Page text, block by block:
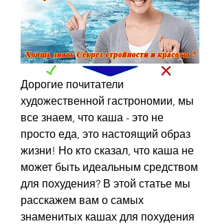
Дорогие почитатели
художественной гастрономии, мы
все знаем, что каша - это не
просто еда, это настоящий образ
жизни! Но кто сказал, что каша не
может быть идеальным средством
для похудения? В этой статье мы
расскажем вам о самых
знаменитых кашах для похудения